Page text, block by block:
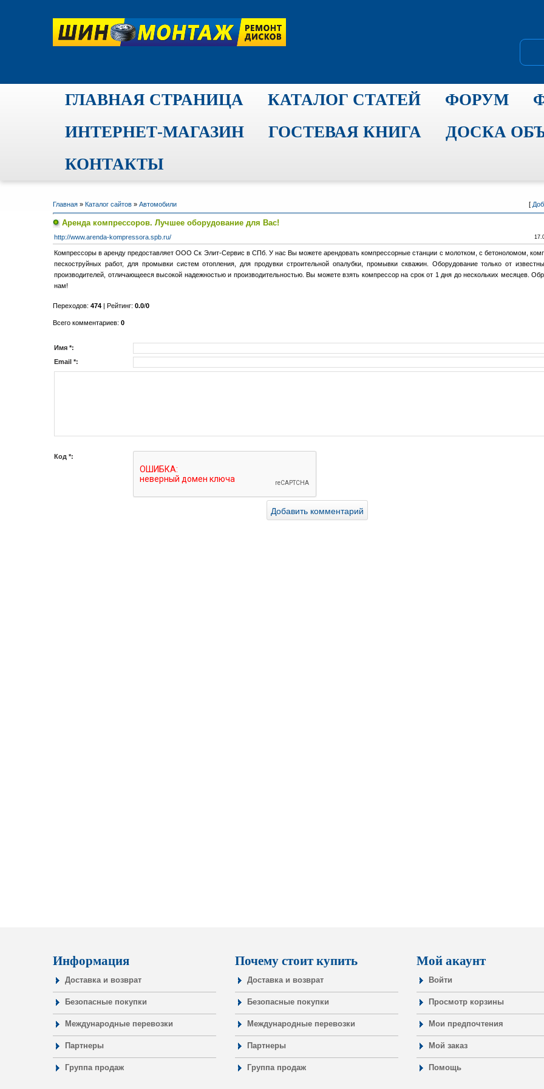
ГЛАВНАЯ СТРАНИЦА КАТАЛОГ СТАТЕЙ ФОРУМ
ИНТЕРНЕТ-МАГАЗИН
ГОСТЕВАЯ КНИГА
ДОСКА
КОНТАКТЫ
Главная » Каталог сайтов » Автомобили [
Аренда компрессоров. Лучшее оборудование для Вас!
http://www.arenda-kompressora.spb.ru/
Компрессоры в аренду предоставляет ООО Ск Элит-Сервис в СПб. У нас Вы можете арендовать компрессорные станции с молотком, с бетоноломом,
пескоструйных работ, для промывки систем отопления, для продувки строительной опалубки, промывки скважин. Оборудование только от
производителей, отличающееся высокой надежностью и производительностью. Вы можете взять компрессор на срок от 1 дня до нескольких месяцев.
нам!
Переходов: 474 | Рейтинг: 0.0/0
Всего комментариев: 0
Имя *:
Email *:
Код *:
Информация
Доставка и возврат
Безопасные покупки
Международные перевозки
Партнеры
Группа продаж
Почему стоит купить
Доставка и возврат
Безопасные покупки
Международные перевозки
Партнеры
Группа продаж
Мой акаунт
Войти
Просмотр корзины
Мои предпочтения
Мой заказ
Помощь